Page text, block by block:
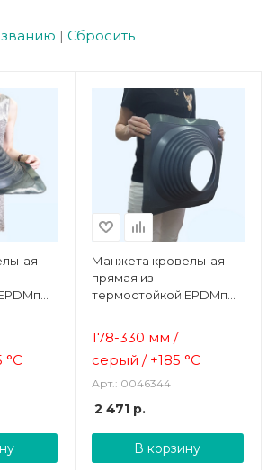
| Сбросить
°C
Манжета кровельная
прямая из
термостойкой EPDMп
178-330 мм /
серый / +185 °C
Арт.: 0046344
2 471р.
В корзину